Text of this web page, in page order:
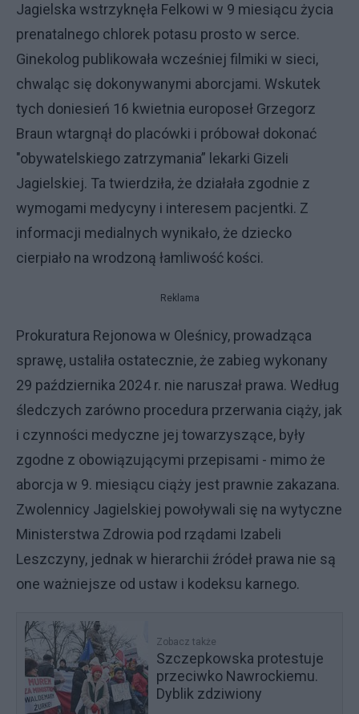
Jagielska wstrzyknęła Felkowi w 9 miesiącu życia
prenatalnego chlorek potasu prosto w serce.
Ginekolog publikowała wcześniej filmiki w sieci,
chwaląc się dokonywanymi aborcjami. Wskutek
tych doniesień 16 kwietnia europoseł Grzegorz
Braun wtargnął do placówki i próbował dokonać
"obywatelskiego zatrzymania” lekarki Gizeli
Jagielskiej. Ta twierdziła, że działała zgodnie z
wymogami medycyny i interesem pacjentki. Z
informacji medialnych wynikało, że dziecko
cierpiało na wrodzoną łamliwość kości.
Reklama
Prokuratura Rejonowa w Oleśnicy, prowadząca
sprawę, ustaliła ostatecznie, że zabieg wykonany
29 października 2024 r. nie naruszał prawa. Według
śledczych zarówno procedura przerwania ciąży, jak
i czynności medyczne jej towarzyszące, były
zgodne z obowiązującymi przepisami - mimo że
aborcja w 9. miesiącu ciąży jest prawnie zakazana.
Zwolennicy Jagielskiej powoływali się na wytyczne
Ministerstwa Zdrowia pod rządami Izabeli
Leszczyny, jednak w hierarchii źródeł prawa nie są
one ważniejsze od ustaw i kodeksu karnego.
Zobacz także
Szczepkowska protestuje
przeciwko Nawrockiemu.
Dyblik zdziwiony